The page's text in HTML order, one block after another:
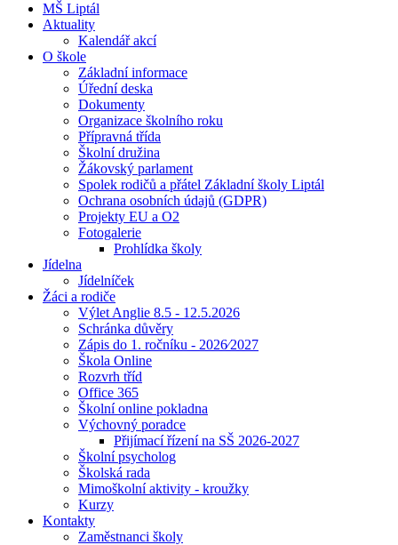
MŠ Liptál
Aktuality
Kalendář akcí
O škole
Základní informace
Úřední deska
Dokumenty
Organizace školního roku
Přípravná třída
Školní družina
Žákovský parlament
Spolek rodičů a přátel Základní školy Liptál
Ochrana osobních údajů (GDPR)
Projekty EU a O2
Fotogalerie
Prohlídka školy
Jídelna
Jídelníček
Žáci a rodiče
Výlet Anglie 8.5 - 12.5.2026
Schránka důvěry
Zápis do 1. ročníku - 2026⁄2027
Škola Online
Rozvrh tříd
Office 365
Školní online pokladna
Výchovný poradce
Přijímací řízení na SŠ 2026-2027
Školní psycholog
Školská rada
Mimoškolní aktivity - kroužky
Kurzy
Kontakty
Zaměstnanci školy